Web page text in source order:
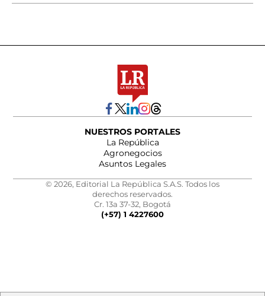
NUESTROS PORTALES
La República
Agronegocios
Asuntos Legales
© 2026, Editorial La República S.A.S. Todos los
derechos reservados.
Cr. 13a 37-32, Bogotá
(+57) 1 4227600